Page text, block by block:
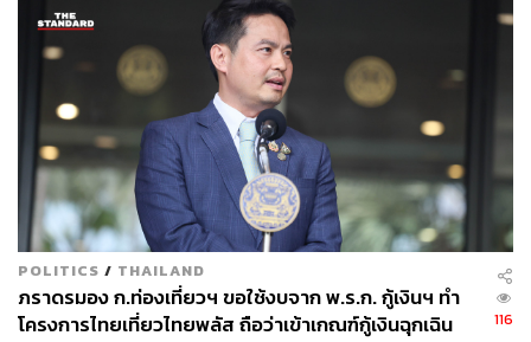
ปวริศ อำนวยพรไพศาล
Content Creator สำนักข่าว THE
STANDARD WEALTH
POLITICS / THAILAND
ภราดรมอง ก.ท่องเที่ยวฯ ขอใช้งบจาก พ.ร.ก. กู้เงินฯ ทำ
โครงการไทยเที่ยวไทยพลัส ถือว่าเข้าเกณฑ์กู้เงินฉุกเฉิน
116